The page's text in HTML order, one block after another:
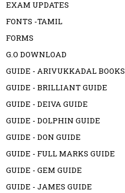
EXAM UPDATES
FONTS -TAMIL
FORMS
G.O DOWNLOAD
GUIDE - ARIVUKKADAL BOOKS
GUIDE - BRILLIANT GUIDE
GUIDE - DEIVA GUIDE
GUIDE - DOLPHIN GUIDE
GUIDE - DON GUIDE
GUIDE - FULL MARKS GUIDE
GUIDE - GEM GUIDE
GUIDE - JAMES GUIDE